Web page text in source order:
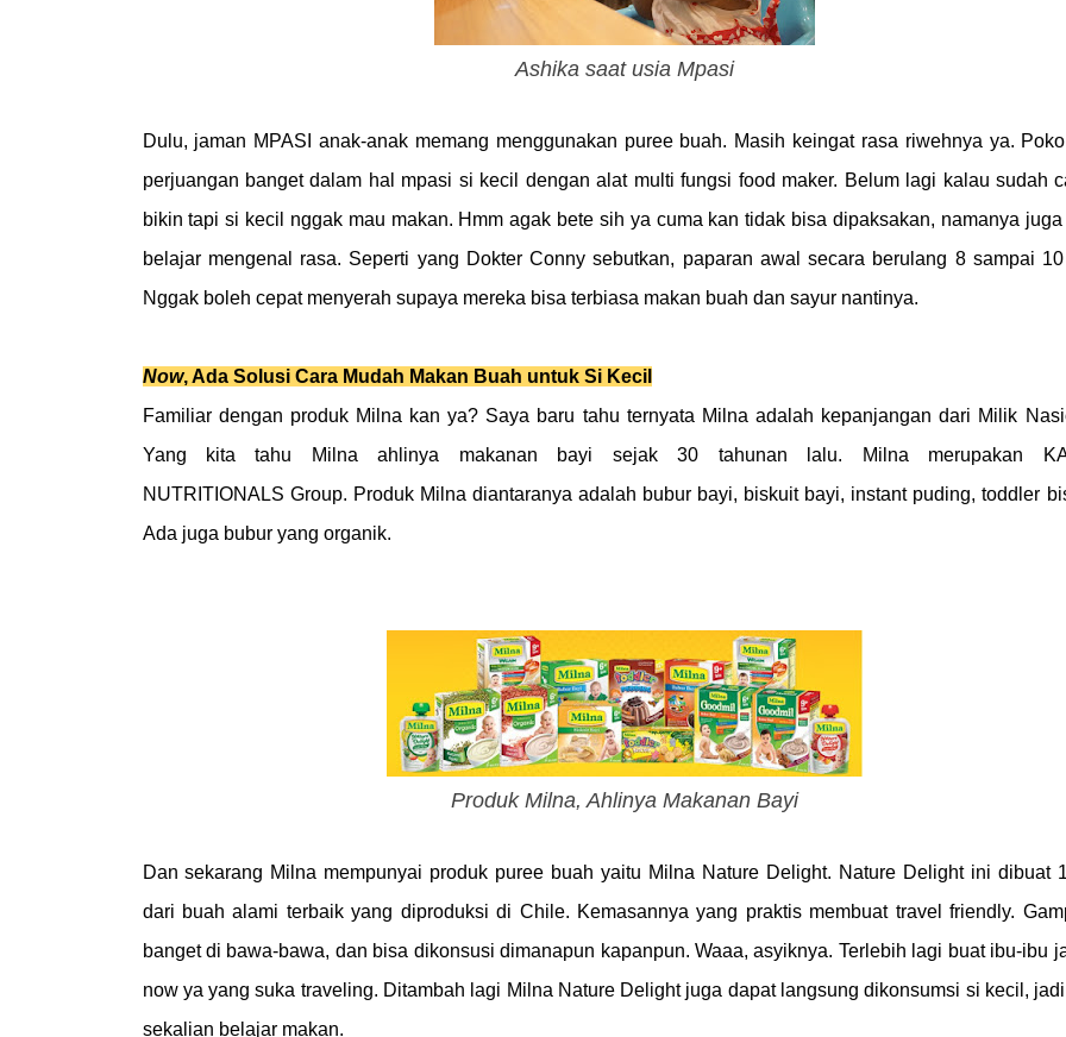
Ashika saat usia Mpasi
Dulu, jaman MPASI anak-anak memang menggunakan puree buah. Masih keingat rasa riwehnya ya.
perjuangan banget dalam hal mpasi si kecil dengan alat multi fungsi food maker. Belum lagi kalau sudah
bikin tapi si kecil nggak mau makan. Hmm agak bete sih ya cuma kan tidak bisa dipaksakan, namanya juga
belajar mengenal rasa. Seperti yang Dokter Conny sebutkan, paparan awal secara berulang 8 sampai
Nggak boleh cepat menyerah supaya mereka bisa terbiasa makan buah dan sayur nantinya.
Now, Ada Solusi Cara Mudah Makan Buah untuk Si Kecil
Familiar dengan produk Milna kan ya? Saya baru tahu ternyata Milna adalah kepanjangan dari Milik
Yang kita tahu Milna ahlinya makanan bayi sejak 30 tahunan lalu. Milna merupakan
NUTRITIONALS Group. Produk Milna diantaranya adalah bubur bayi, biskuit bayi, instant puding, toddler
Ada juga bubur yang organik.
Produk Milna, Ahlinya Makanan Bayi
Dan sekarang Milna mempunyai produk puree buah yaitu Milna Nature Delight. Nature Delight ini dibuat
dari buah alami terbaik yang diproduksi di Chile. Kemasannya yang praktis membuat travel friendly.
banget di bawa-bawa, dan bisa dikonsusi dimanapun kapanpun. Waaa, asyiknya. Terlebih lagi buat ibu-ibu
now ya yang suka traveling. Ditambah lagi Milna Nature Delight juga dapat langsung dikonsumsi si kecil,
sekalian belajar makan.